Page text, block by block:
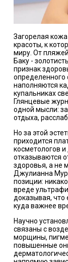
Загорелая
красоты, к
миру. От
Баку -
признак
определенного
наполняются
купальниках
Глянцевые
одной мысли:
отдыха,
Но за этой
приходится
косметологов
отказываются
здоровья, а не
Джулианна
позиции:
вреде
доказывая, что
куда важнее
Научно
связаны с
морщины,
повышенные